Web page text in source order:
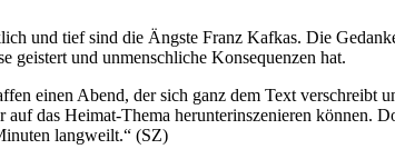
und tief sind die Ängste Franz Kafkas. Die
geistert und unmenschliche Konsequenzen hat.
einen Abend, der sich ganz dem Text verschreibt
das Heimat-Thema herunterinszenieren
langweilt.“ (SZ)